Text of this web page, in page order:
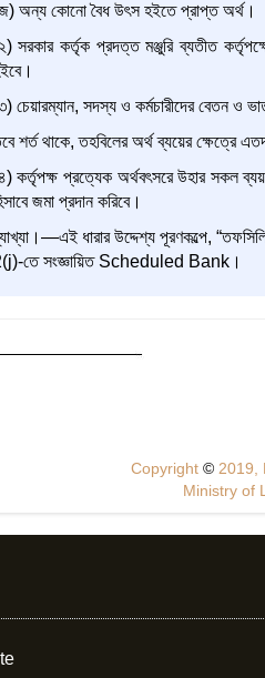
অন্য কোনো বৈধ উৎস হইতে প্রাপ্ত অর্থ।
সরকার কর্তৃক প্রদত্ত মঞ্জুরি ব্যতীত
চেয়ারম্যান, সদস্য ও কর্মচারীদের বেতন ও
শর্ত থাকে, তহবিলের অর্থ ব্যয়ের ক্ষেত্রে
কর্তৃপক্ষ প্রত্যেক অর্থবৎসরে উহার সকল ব্যয়
জমা প্রদান করিবে।
ধারার উদ্দেশ্য পূরণকল্পে,
তে সংজ্ঞায়িত Scheduled Bank।
Copyright© 2019,
Ministry of